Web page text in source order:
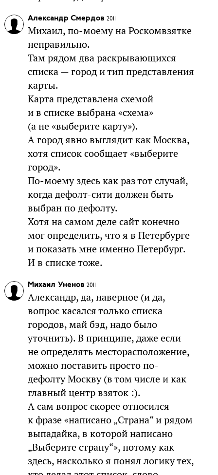
Александр Смердов 2011
Михаил, по-моему на Роскомвзятке
неправильно.
Там рядом два раскрывающихся
списка — город и тип представления
карты.
Карта представлена схемой
и в списке выбрана «схема»
(а не «выберите карту»).
А город явно выглядит как Москва,
хотя список сообщает «выберите
город».
По-моему здесь как раз тот случай,
когда дефолт-сити должен быть
выбран по дефолту.
Хотя на самом деле сайт конечно
мог определить, что я в Петербурге
и показать мне именно Петербург.
И в списке тоже.
Михаил Уненов 2011
Александр, да, наверное (и да,
вопрос касался только списка
городов, май бэд, надо было
уточнить). В принципе, даже если
не определять месторасположение,
можно поставить просто по-
дефолту Москву (в том числе и как
главный центр взяток :).
А сам вопрос скорее относился
к фразе «написано „Страна“ и рядом
выпадайка, в которой написано
„Выберите страну“», потому как
здесь, насколько я понял логику тех,